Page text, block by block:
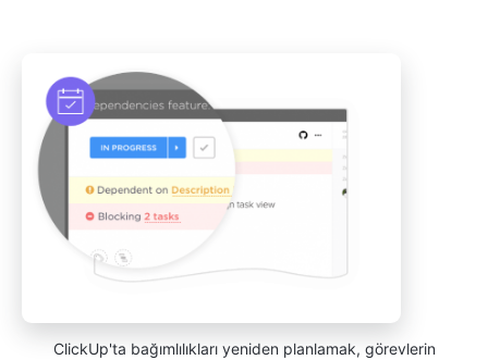
ClickUp'ta bağımlılıkları yeniden planlamak, görevlerin